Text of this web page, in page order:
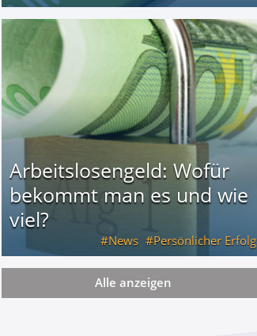
Arbeitslosengeld: Wofür
bekommt man es und wie
viel?
News Persönlicher Erfolg
wie viel?
Alle anzeigen